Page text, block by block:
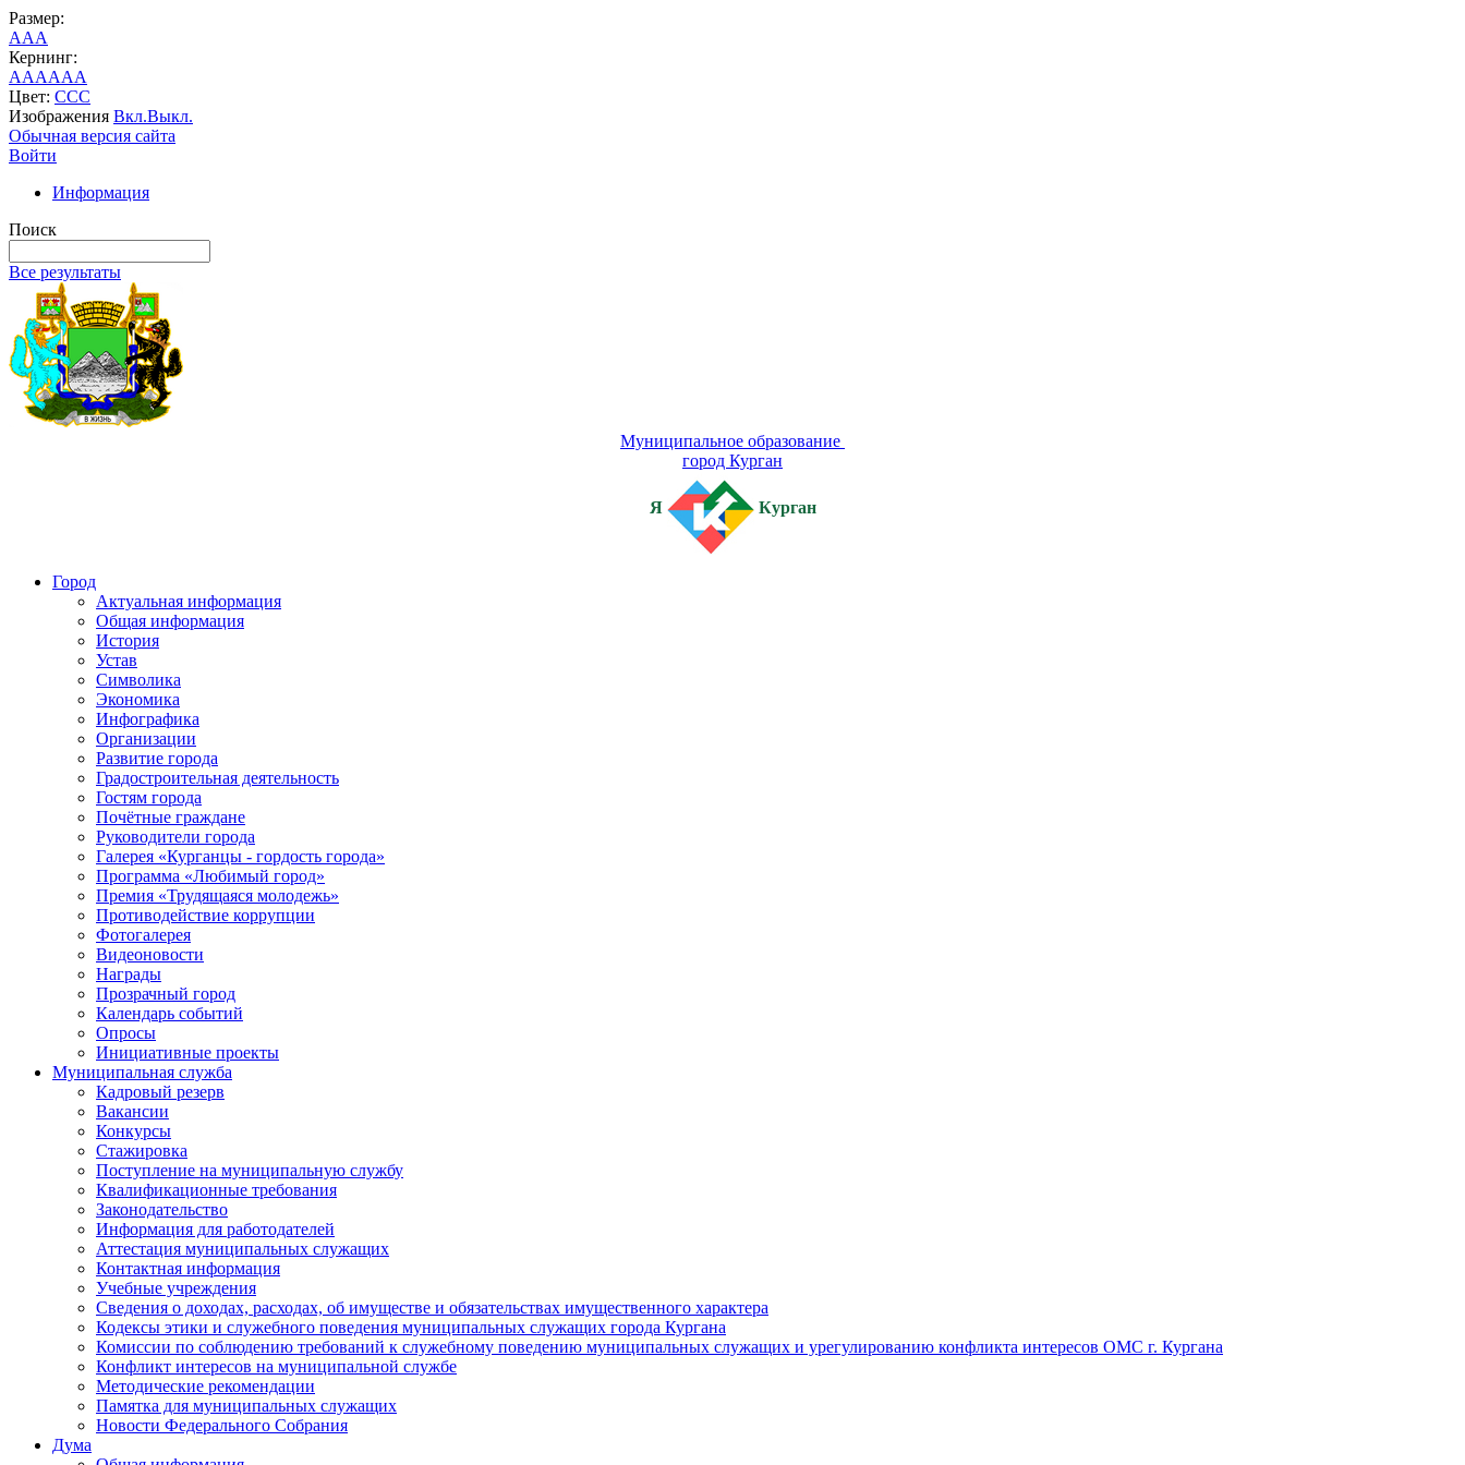
Размер:
AAA
Кернинг:
AAAAAA
Цвет: CCC
Изображения Вкл.Выкл.
Обычная версия сайта
Войти
Информация
Поиск
Все результаты
Муниципальное образование
город Курган
Я Курган
Город
Актуальная информация
Общая информация
История
Устав
Символика
Экономика
Инфографика
Организации
Развитие города
Градостроительная деятельность
Гостям города
Почётные граждане
Руководители города
Галерея «Курганцы - гордость города»
Программа «Любимый город»
Премия «Трудящаяся молодежь»
Противодействие коррупции
Фотогалерея
Видеоновости
Награды
Прозрачный город
Календарь событий
Опросы
Инициативные проекты
Муниципальная служба
Кадровый резерв
Вакансии
Конкурсы
Стажировка
Поступление на муниципальную службу
Квалификационные требования
Законодательство
Информация для работодателей
Аттестация муниципальных служащих
Контактная информация
Учебные учреждения
Сведения о доходах, расходах, об имуществе и обязательствах имущественного характера
Кодексы этики и служебного поведения муниципальных служащих города Кургана
Комиссии по соблюдению требований к служебному поведению муниципальных служащих и урегулированию конфликта интересов ОМС г. Кургана
Конфликт интересов на муниципальной службе
Методические рекомендации
Памятка для муниципальных служащих
Новости Федерального Cобрания
Дума